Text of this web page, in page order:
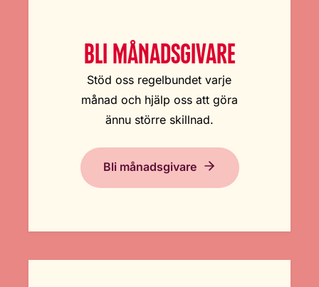
BLI MÅNADSGIVARE
Stöd oss regelbundet varje
månad och hjälp oss att göra
ännu större skillnad.
Bli månadsgivare